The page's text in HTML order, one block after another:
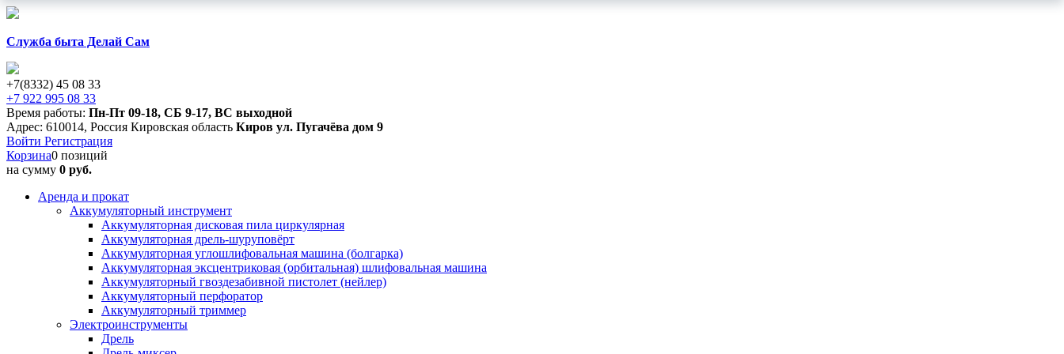
Служба быта Делай Сам
+7(8332) 45 08 33
+7 922 995 08 33
Время работы: Пн-Пт 09-18, СБ 9-17, ВС выходной
Адрес: 610014, Россия Кировская область Киров ул. Пугачёва дом 9
Войти Регистрация
Корзина0 позиций
на сумму 0 руб.
Аренда и прокат
Аккумуляторный инструмент
Аккумуляторная дисковая пила циркулярная
Аккумуляторная дрель-шуруповёрт
Аккумуляторная углошлифовальная машина (болгарка)
Аккумуляторная эксцентриковая (орбитальная) шлифовальная машина
Аккумуляторный гвоздезабивной пистолет (нейлер)
Аккумуляторный перфоратор
Аккумуляторный триммер
Электроинструменты
Дрель